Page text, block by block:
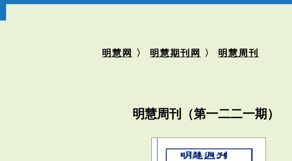
明慧网 〉 明慧期刊网 〉 明慧周刊
明慧周刊（第一二二一期）